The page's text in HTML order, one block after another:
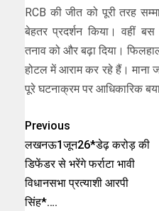
RCB की जीत को पूरी तरह
बेहतर प्रदर्शन किया। वहीं
तनाव को और बढ़ा दिया।
होटल में आराम कर रहे हैं। माना
पूरे घटनाक्रम पर आधिकारिक
Previous
लखनऊ1जून26*डेढ़ करोड़ की
डिफेंडर से भरेंगे फर्राटा भावी
विधानसभा प्रत्याशी आरपी
सिंह*….